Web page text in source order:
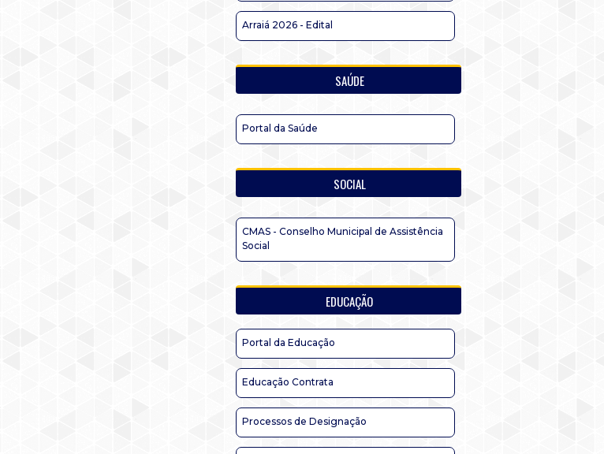
Arraiá 2026 - Edital
SAÚDE
Portal da Saúde
SOCIAL
CMAS - Conselho Municipal de Assistência
Social
EDUCAÇÃO
Portal da Educação
Educação Contrata
Processos de Designação